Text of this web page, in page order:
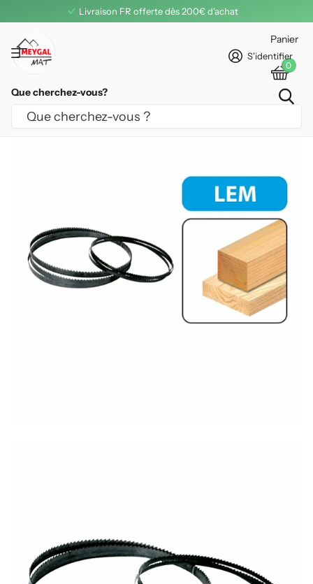
Livraison FR offerte dès 200€ d'achat
Que cherchez-vous?
S'identifier
Panier
0
LAME SCIE À RUBAN LEMAN 4230 MM
BOIS